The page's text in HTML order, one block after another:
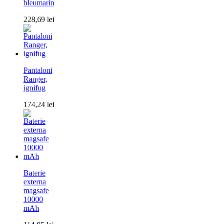
bleumarin
228,69 lei
Pantaloni
Ranger,
ignifug
174,24 lei
Baterie
externa
magsafe
10000
mAh